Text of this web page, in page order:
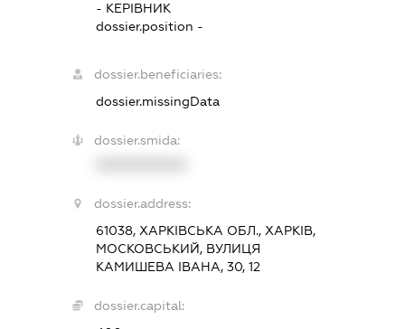
- КЕРІВНИК
dossier.position -
dossier.beneficiaries:
dossier.missingData
dossier.smida:
dossier.address:
61038, ХАРКІВСЬКА ОБЛ., ХАРКІВ,
МОСКОВСЬКИЙ, ВУЛИЦЯ
КАМИШЕВА ІВАНА, 30, 12
dossier.capital: